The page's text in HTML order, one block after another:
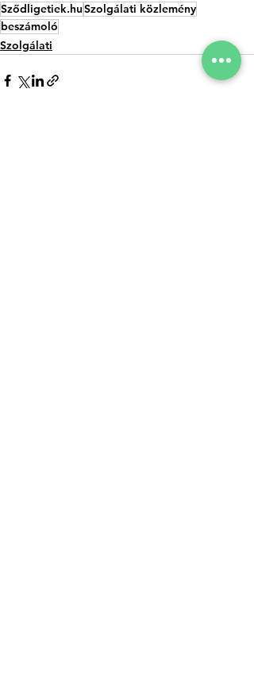
Sződligetiek.huSzolgálati közlemény
beszámoló
Szolgálati